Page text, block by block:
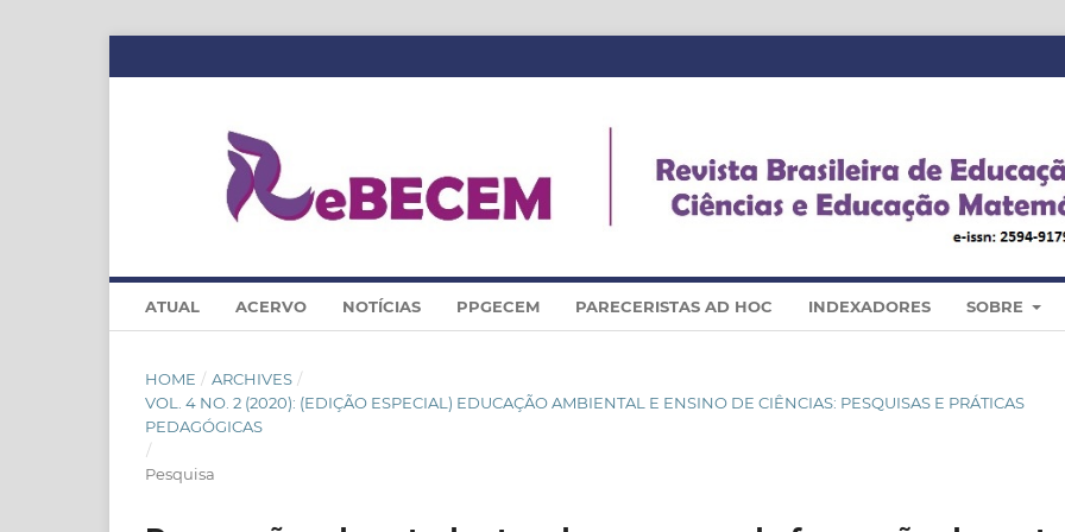
ATUAL ACERVO NOTÍCIAS PPGECEM PARECERISTAS AD HOC INDEXADORES SOBRE
HOME / ARCHIVES /
VOL. 4 NO. 2 (2020): (EDIÇÃO ESPECIAL) EDUCAÇÃO AMBIENTAL E ENSINO DE CIÊNCIAS: PESQUISAS E PRÁTICAS
PEDAGÓGICAS
/
Pesquisa